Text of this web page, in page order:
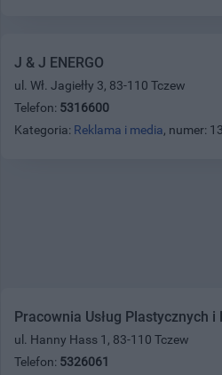
J & J ENERGO
ul. Wł. Jagiełły 3, 83-110 Tczew
Telefon: 5316600
Kategoria: Reklama i media, numer:
Pracownia Usług Plastycznych i
ul. Hanny Hass 1, 83-110 Tczew
Telefon: 5326061